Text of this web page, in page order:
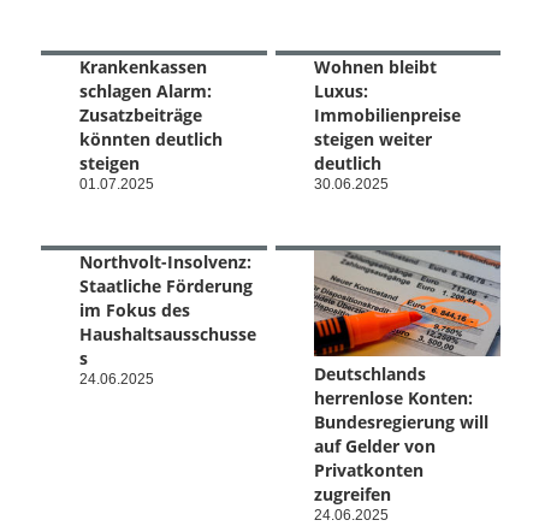
Krankenkassen
schlagen Alarm:
Zusatzbeiträge
könnten deutlich
steigen
01.07.2025
Wohnen bleibt
Luxus:
Immobilienpreise
steigen weiter
deutlich
30.06.2025
Northvolt-Insolvenz:
Staatliche Förderung
im Fokus des
Haushaltsausschusse
s
24.06.2025
Deutschlands
herrenlose Konten:
Bundesregierung will
auf Gelder von
Privatkonten
zugreifen
24.06.2025